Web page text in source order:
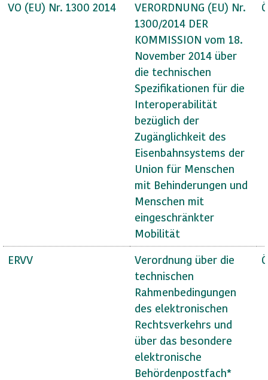
VO (EU) Nr. 1300 2014
VERORDNUNG (EU) Nr.
1300/2014 DER
KOMMISSION vom 18.
November 2014 über
die technischen
Spezifikationen für die
Interoperabilität
bezüglich der
Zugänglichkeit des
Eisenbahnsystems der
Union für Menschen
mit Behinderungen und
Menschen mit
eingeschränkter
Mobilität
ERVV
Verordnung über die
technischen
Rahmenbedingungen
des elektronischen
Rechtsverkehrs und
über das besondere
elektronische
Behördenpostfach*